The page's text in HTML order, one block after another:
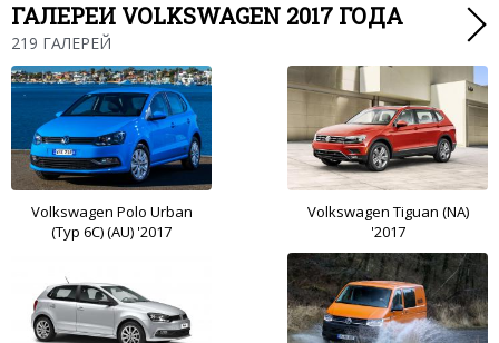
ГАЛЕРЕИ VOLKSWAGEN 2017 ГОДА
219 ГАЛЕРЕЙ
Volkswagen Polo Urban
(Typ 6C) (AU) '2017
Volkswagen Tiguan (NA)
'2017